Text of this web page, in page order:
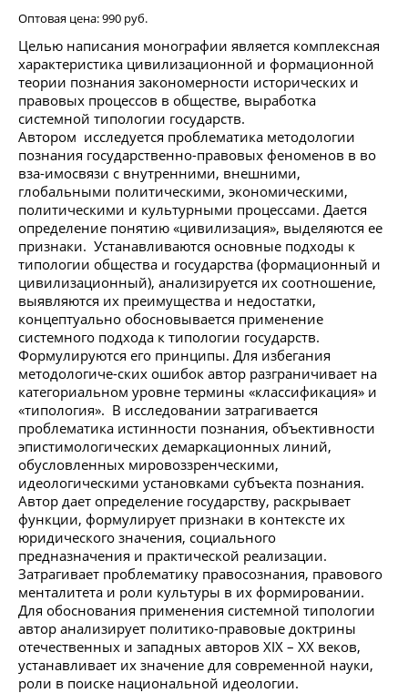
Оптовая цена:990 руб.
Целью написания монографии является комплексная
характеристика цивилизационной и формационной
теории познания закономерности исторических и
правовых процессов в обществе, выработка
системной типологии государств.
Автором исследуется проблематика методологии
познания государственно-правовых феноменов в во
вза-имосвязи с внутренними, внешними,
глобальными политическими, экономическими,
политическими и культурными процессами. Дается
определение понятию «цивилизация», выделяются ее
признаки. Устанавливаются основные подходы к
типологии общества и государства (формационный и
цивилизационный), анализируется их соотношение,
выявляются их преимущества и недостатки,
концептуально обосновывается применение
системного подхода к типологии государств.
Формулируются его принципы. Для избегания
методологиче-ских ошибок автор разграничивает на
категориальном уровне термины «классификация» и
«типология». В исследовании затрагивается
проблематика истинности познания, объективности
эпистимологических демаркационных линий,
обусловленных мировоззренческими,
идеологическими установками субъекта познания.
Автор дает определение государству, раскрывает
функции, формулирует признаки в контексте их
юридического значения, социального
предназначения и практической реализации.
Затрагивает проблематику правосознания, правового
менталитета и роли культуры в их формировании.
Для обоснования применения системной типологии
автор анализирует политико-правовые доктрины
отечественных и западных авторов XIX – XX веков,
устанавливает их значение для современной науки,
роли в поиске национальной идеологии.